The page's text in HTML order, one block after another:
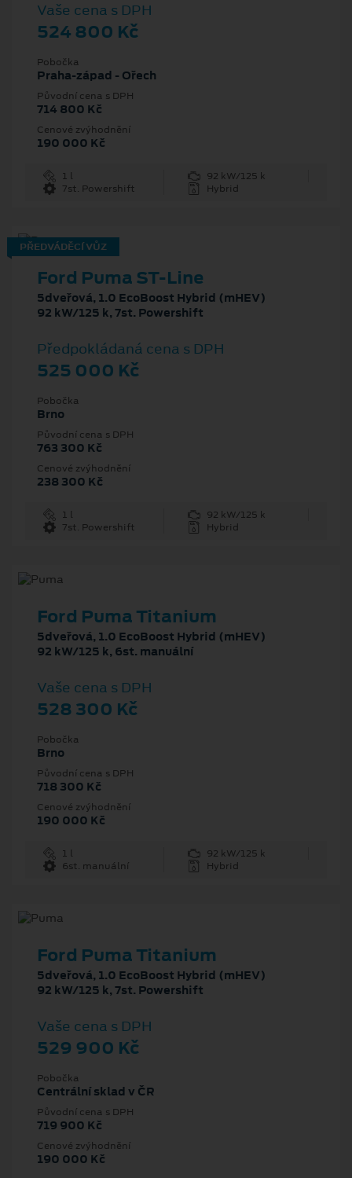
Vaše cena s DPH
524 800 Kč
Pobočka
Praha-západ - Ořech
Původní cena s DPH
714 800 Kč
Cenové zvýhodnění
190 000 Kč
1 l
92 kW/125 k
7st. Powershift
Hybrid
PŘEDVÁDĚCÍ VŮZ
Ford Puma ST-Line
5dveřová, 1.0 EcoBoost Hybrid (mHEV)
92 kW/125 k, 7st. Powershift
Předpokládaná cena s DPH
525 000 Kč
Pobočka
Brno
Původní cena s DPH
763 300 Kč
Cenové zvýhodnění
238 300 Kč
1 l
92 kW/125 k
7st. Powershift
Hybrid
Ford Puma Titanium
5dveřová, 1.0 EcoBoost Hybrid (mHEV)
92 kW/125 k, 6st. manuální
Vaše cena s DPH
528 300 Kč
Pobočka
Brno
Původní cena s DPH
718 300 Kč
Cenové zvýhodnění
190 000 Kč
1 l
92 kW/125 k
6st. manuální
Hybrid
Ford Puma Titanium
5dveřová, 1.0 EcoBoost Hybrid (mHEV)
92 kW/125 k, 7st. Powershift
Vaše cena s DPH
529 900 Kč
Pobočka
Centrální sklad v ČR
Původní cena s DPH
719 900 Kč
Cenové zvýhodnění
190 000 Kč